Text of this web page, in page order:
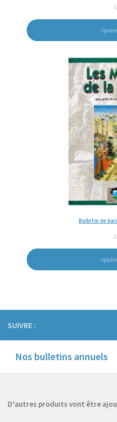
Bulletin de
SUIVRE :
Nos bulletins annuels
D'autres produits vont être